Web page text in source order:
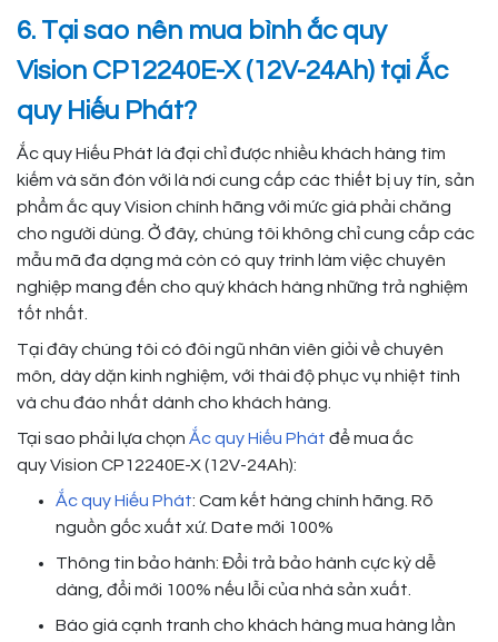
6. Tại sao nên mua bình ắc quy
Vision CP12240E-X (12V-24Ah) tại Ắc
quy Hiếu Phát?
Ắc quy Hiếu Phát là đại chỉ được nhiều khách hàng tìm
kiếm và săn đón với là nơi cung cấp các thiết bị uy tín, sản
phẩm ắc quy Vision chính hãng với mức giá phải chăng
cho người dùng. Ở đây, chúng tôi không chỉ cung cấp các
mẫu mã đa dạng mà còn có quy trình làm việc chuyên
nghiệp mang đến cho quý khách hàng những trả nghiệm
tốt nhất.
Tại đây chúng tôi có đôi ngũ nhân viên giỏi về chuyên
môn, dày dặn kinh nghiệm, với thái độ phục vụ nhiệt tình
và chu đáo nhất dành cho khách hàng.
Tại sao phải lựa chọn Ắc quy Hiếu Phát để mua ắc
quy Vision CP12240E-X (12V-24Ah):
Ắc quy Hiếu Phát: Cam kết hàng chính hãng. Rõ
nguồn gốc xuất xứ. Date mới 100%
Thông tin bảo hành: Đổi trả bảo hành cực kỳ dễ
dàng, đổi mới 100% nếu lỗi của nhà sản xuất.
Báo giá cạnh tranh cho khách hàng mua hàng lần